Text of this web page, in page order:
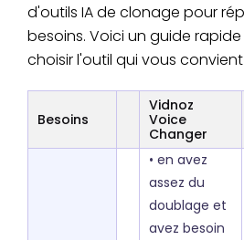
d'outils IA de clonage pour
besoins. Voici un guide
choisir l'outil qui vous convient
Besoins
Vidnoz
Voice
Changer
• en avez
assez du
doublage et
avez besoin